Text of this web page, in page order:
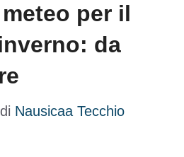
per il
da
di Nausicaa Tecchio